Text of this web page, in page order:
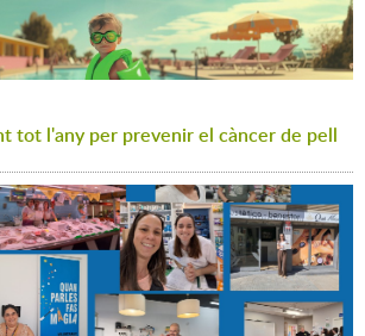
tot l'any per prevenir el càncer de pell